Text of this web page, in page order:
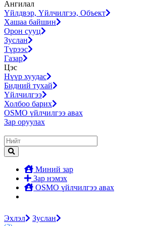
Ангилал
Үйлдвэр, Үйлчилгээ, Объект
Хашаа байшин
Орон сууц
Зуслан
Түрээс
Газар
Цэс
Нүүр хуудас
Бидний тухай
Үйлчилгээ
Холбоо барих
OSMO үйлчилгээ авах
Зар оруулах
Миний зар
Зар нэмэх
OSMO үйлчилгээ авах
Эхлэл Зуслан